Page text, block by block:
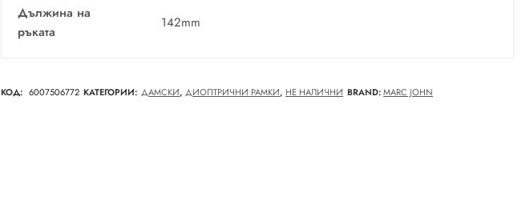
Дължина на
ръката
142mm
КОД: 6007506772 КАТЕГОРИИ: ДАМСКИ, ДИОПТРИЧНИ РАМКИ, НЕ НАЛИЧНИ BRAND:MARC JOHN